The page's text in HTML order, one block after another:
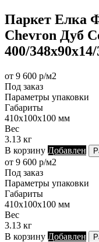
Паркет Елка
Chevron Дуб
400/348х90х14/
от 9 600 р/м2
Под заказ
Параметры упаковки
Габариты
410х100х100 мм
Вес
3.13 кг
В корзину Добавлен
от 9 600 р/м2
Под заказ
Параметры упаковки
Габариты
410х100х100 мм
Вес
3.13 кг
В корзину Добавлен